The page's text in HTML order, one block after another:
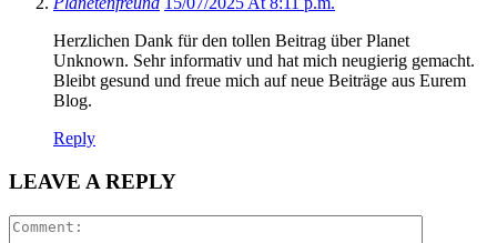
Herzlichen Dank für den tollen Beitrag über Planet
Unknown. Sehr informativ und hat mich neugierig gemacht.
Bleibt gesund und freue mich auf neue Beiträge aus Eurem
Blog.
Reply
LEAVE A REPLY